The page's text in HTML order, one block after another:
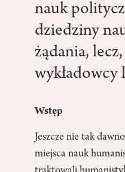
nauk
dziedziny
żądania,
wykładowcy
Wstęp
Jeszcze nie tak
miejsca nauk